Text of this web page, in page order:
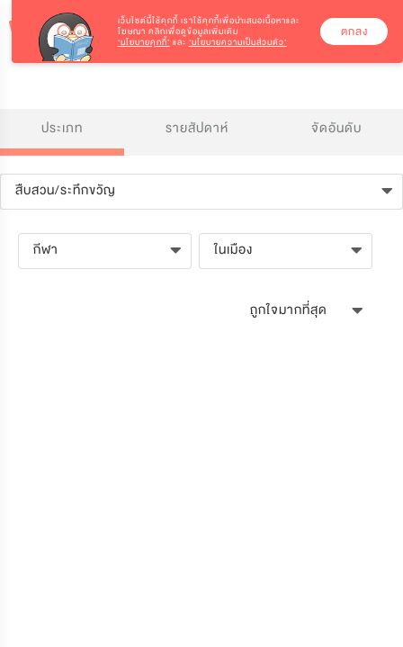
ประเภท รายสัปดาห์ จัดอันดับ
สืบสวน/ระทึกขวัญ
กีฬา ในเมือง
ถูกใจมากที่สุด
เว็บไซต์นี้ใช้คุกกี้ เราใช้คุกกี้เพื่อนำเสนอเนื้อหาและ
โฆษณา คลิกเพื่อดูข้อมูลเพิ่มเติม
‘นโยบายคุกกี้’ และ ‘นโยบายความเป็นส่วนตัว’
ตกลง